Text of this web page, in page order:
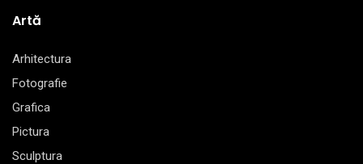
Artă
Arhitectura
Fotografie
Grafica
Pictura
Sculptura